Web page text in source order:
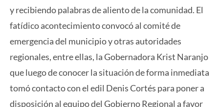
y recibiendo palabras de aliento de la comunidad. El
fatídico acontecimiento convocó al comité de
emergencia del municipio y otras autoridades
regionales, entre ellas, la Gobernadora Krist Naranjo
que luego de conocer la situación de forma inmediata
tomó contacto con el edil Denis Cortés para poner a
disposición al equipo del Gobierno Regional a favor